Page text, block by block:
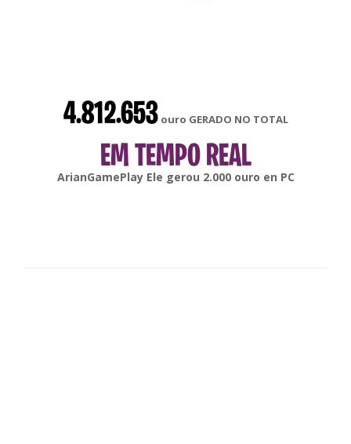
4.812.653 ouro GERADO NO TOTAL
EM TEMPO REAL
gonsabellaEle gerou6.000ouro enAndroid